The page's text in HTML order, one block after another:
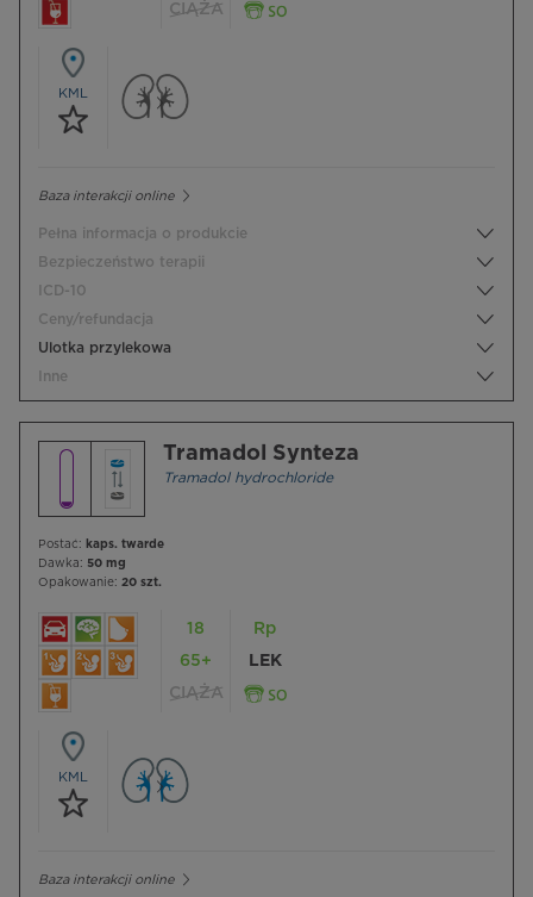
CIĄŻA
KML
Baza interakcji online
Pełna informacja o produkcie
Bezpieczeństwo terapii
ICD-10
Ceny/refundacja
Ulotka przylekowa
Inne
Tramadol Synteza
Tramadol hydrochloride
Postać: kaps. twarde
Dawka: 50 mg
Opakowanie: 20 szt.
18
65+
CIĄŻA
Rp
LEK
KML
Baza interakcji online